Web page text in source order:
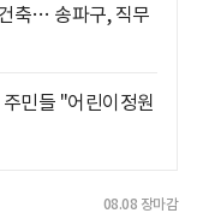
축… 송파구, 직무
민들 "어린이정원
08.08 장마감